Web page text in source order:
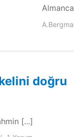
doğru
[...]